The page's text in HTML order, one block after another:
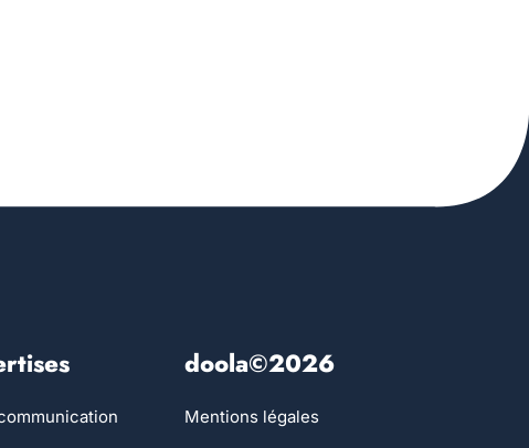
doola©2026
Mentions légales